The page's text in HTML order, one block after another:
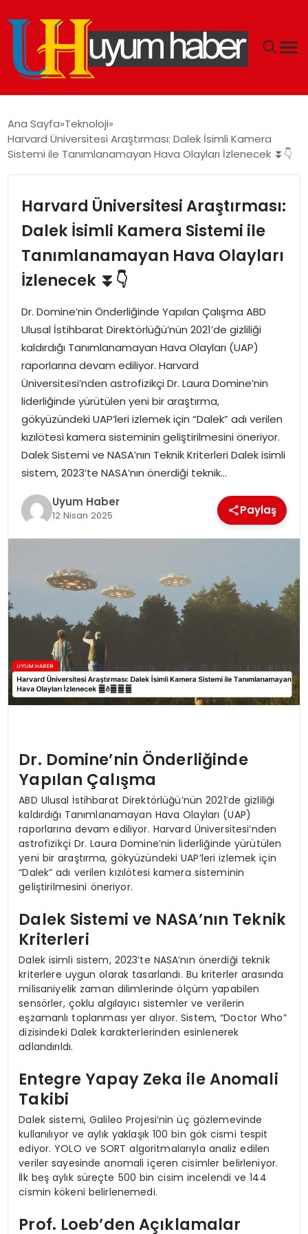
EKONOMI
SPOR
SAĞLIK
MAGAZIN
YAŞAM
Ana Sayfa Teknoloji
Harvard Üniversitesi Araştırması: Dalek İsimli Kamera
Sistemi ile Tanımlanamayan Hava Olayları İzlenecek ⏬👇
Harvard Üniversitesi Araştırması:
Dalek İsimli Kamera Sistemi ile
Tanımlanamayan Hava Olayları
İzlenecek ⏬👇
Dr. Domine’nin Önderliğinde Yapılan Çalışma ABD
Ulusal İstihbarat Direktörlüğü’nün 2021’de gizliliği
kaldırdığı Tanımlanamayan Hava Olayları (UAP)
raporlarına devam ediliyor. Harvard
Üniversitesi’nden astrofizikçi Dr. Laura Domine’nin
liderliğinde yürütülen yeni bir araştırma,
gökyüzündeki UAP’leri izlemek için “Dalek” adı verilen
kızılötesi kamera sisteminin geliştirilmesini öneriyor.
Dalek Sistemi ve NASA’nın Teknik Kriterleri Dalek isimli
sistem, 2023’te NASA’nın önerdiği teknik…
Uyum Haber
12 Nisan 2025 Paylaş
Dr. Domine’nin Önderliğinde
Yapılan Çalışma
ABD Ulusal İstihbarat Direktörlüğü’nün 2021’de gizliliği
kaldırdığı Tanımlanamayan Hava Olayları (UAP)
raporlarına devam ediliyor. Harvard Üniversitesi’nden
astrofizikçi Dr. Laura Domine’nin liderliğinde yürütülen
yeni bir araştırma, gökyüzündeki UAP’leri izlemek için
“Dalek” adı verilen kızılötesi kamera sisteminin
geliştirilmesini öneriyor.
Dalek Sistemi ve NASA’nın Teknik
Kriterleri
Dalek isimli sistem, 2023’te NASA’nın önerdiği teknik
kriterlere uygun olarak tasarlandı. Bu kriterler arasında
milisaniyelik zaman dilimlerinde ölçüm yapabilen
sensörler, çoklu algılayıcı sistemler ve verilerin
eşzamanlı toplanması yer alıyor. Sistem, “Doctor Who”
dizisindeki Dalek karakterlerinden esinlenerek
adlandırıldı.
Entegre Yapay Zeka ile Anomali
Takibi
Dalek sistemi, Galileo Projesi’nin üç gözlemevinde
kullanılıyor ve aylık yaklaşık 100 bin gök cismi tespit
ediyor. YOLO ve SORT algoritmalarıyla analiz edilen
veriler sayesinde anomali içeren cisimler belirleniyor.
İlk beş aylık süreçte 500 bin cisim incelendi ve 144
cismin kökeni belirlenemedi.
Prof. Loeb’den Açıklamalar